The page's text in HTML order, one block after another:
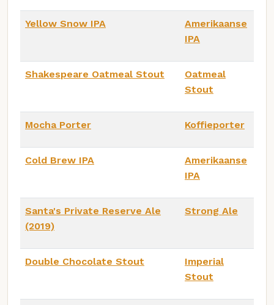
Yellow Snow IPA
Amerikaanse
IPA
Shakespeare Oatmeal Stout
Oatmeal
Stout
Mocha Porter Koffieporter
Cold Brew IPA
Amerikaanse
IPA
Santa's Private Reserve Ale
(2019)
Strong Ale
Double Chocolate Stout
Imperial
Stout